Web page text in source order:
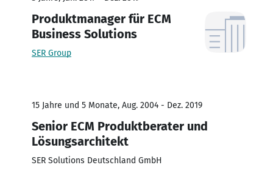
Produktmanager für ECM
Business Solutions
SER Group
15 Jahre und 5 Monate, Aug. 2004 - Dez. 2019
Senior ECM Produktberater und
Lösungsarchitekt
SER Solutions Deutschland GmbH